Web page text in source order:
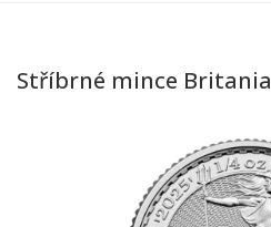
Stříbrné mince Britania